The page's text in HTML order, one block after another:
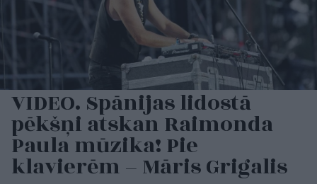
VIDEO. Spānijas lidostā
pēkšņi atskan Raimonda
Paula mūzika! Pie
klavierēm – Māris Grigalis